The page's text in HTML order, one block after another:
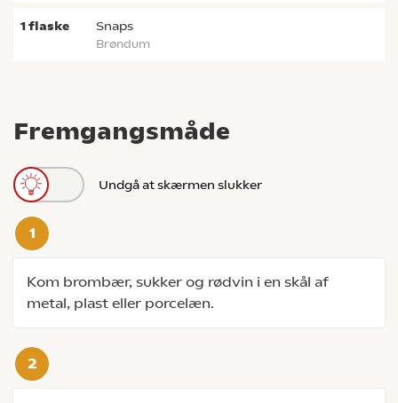
Fremgangsmåde
Undgå at skærmen slukker
Kom brombær, sukker og rødvin i en skål af
metal, plast eller porcelæn.
1flaske snaps
Brøndum